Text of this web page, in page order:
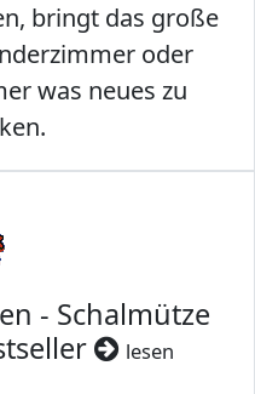
bringt das große
oder
was neues zu
- Schalmütze
lesen